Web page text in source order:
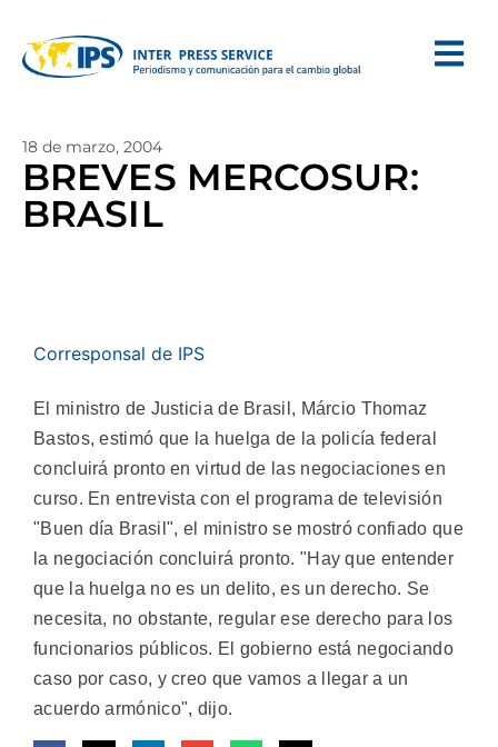
18 de marzo, 2004
BREVES MERCOSUR:
BRASIL
Corresponsal de IPS
El ministro de Justicia de Brasil, Márcio Thomaz
Bastos, estimó que la huelga de la policía federal
concluirá pronto en virtud de las negociaciones en
curso. En entrevista con el programa de televisión
"Buen día Brasil", el ministro se mostró confiado que
la negociación concluirá pronto. "Hay que entender
que la huelga no es un delito, es un derecho. Se
necesita, no obstante, regular ese derecho para los
funcionarios públicos. El gobierno está negociando
caso por caso, y creo que vamos a llegar a un
acuerdo armónico", dijo.